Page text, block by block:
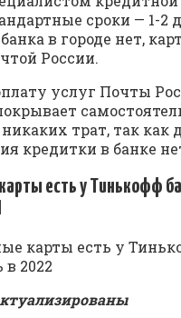
сроки — 1-2
в городе нет,
России.
услуг Почты
трат, так как
кредитки в банке
есть у Тинькофф